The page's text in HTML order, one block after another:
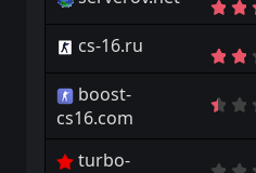
cs-16.ru
boost-
cs16.com
turbo-